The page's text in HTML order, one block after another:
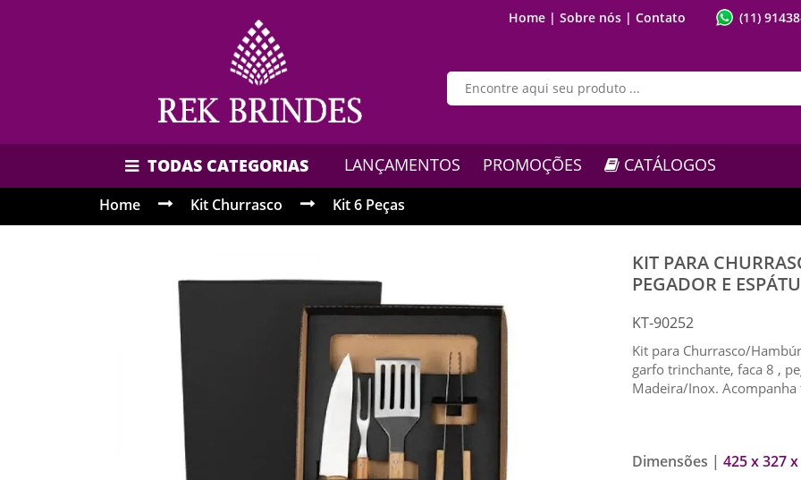
Home | Sobre nós | Contato (11)
TODAS CATEGORIAS LANÇAMENTOS PROMOÇÕES CATÁLOGOS
Home Kit Churrasco Kit 6 Peças
KIT PARA
PEGADOR E
KT-90252
Kit para Churrasco/
garfo trinchante, faca 8 ,
Madeira/Inox.
Dimensões | 425 x 327